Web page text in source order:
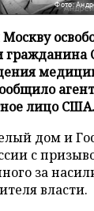
Фото:
лицо США.
дом и
с
за
власти.